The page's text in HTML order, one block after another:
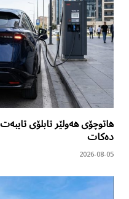
هاتوچۆی هەولێر تابلۆی تایبەت
دەکات
2026-08-05